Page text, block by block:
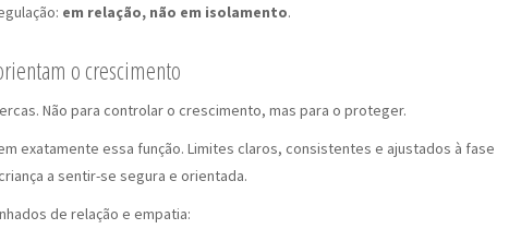
em relação, não em isolamento.
o crescimento
Não para controlar o crescimento, mas para o proteger.
exatamente essa função. Limites claros, consistentes e ajustados à fase
a sentir-se segura e orientada.
de relação e empatia: